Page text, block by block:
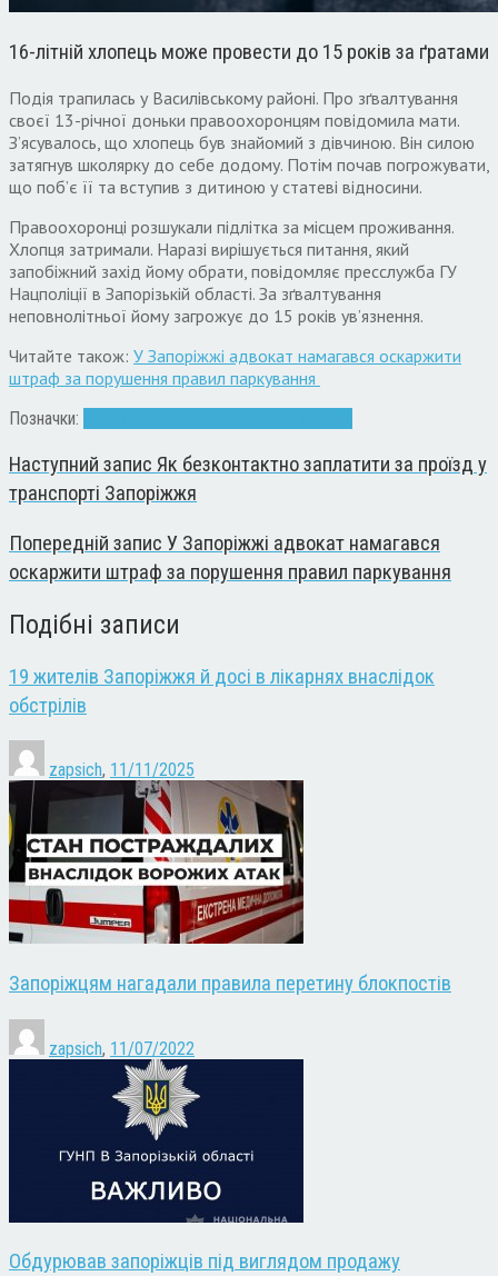
16-літній хлопець може провести до 15 років за ґратами
Подія трапилась у Василівському районі. Про зґвалтування
своєї 13-річної доньки правоохоронцям повідомила мати.
З’ясувалось, що хлопець був знайомий з дівчиною. Він силою
затягнув школярку до себе додому. Потім почав погрожувати,
що поб’є її та вступив з дитиною у статеві відносини.
Правоохоронці розшукали підлітка за місцем проживання.
Хлопця затримали. Наразі вирішується питання, який
запобіжний захід йому обрати, повідомляє пресслужба ГУ
Нацполіції в Запорізькій області. За зґвалтування
неповнолітньої йому загрожує до 15 років ув’язнення.
Читайте також: У Запоріжжі адвокат намагався оскаржити
штраф за порушення правил паркування
Позначки:
Наступний запис Як безконтактно заплатити за проїзд у
транспорті Запоріжжя
Попередній запис У Запоріжжі адвокат намагався
оскаржити штраф за порушення правил паркування
Подібні записи
19 жителів Запоріжжя й досі в лікарнях внаслідок
обстрілів
zapsich, 11/11/2025
Запоріжцям нагадали правила перетину блокпостів
zapsich, 11/07/2022
Обдурював запоріжців під виглядом продажу